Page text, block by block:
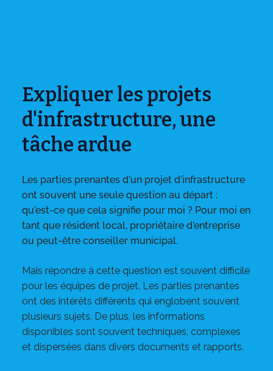
Expliquer les projets
d'infrastructure, une
tâche ardue
Les parties prenantes d'un projet d'infrastructure
ont souvent une seule question au départ :
qu'est-ce que cela signifie pour moi ? Pour moi en
tant que résident local, propriétaire d'entreprise
ou peut-être conseiller municipal.
Mais répondre à cette question est souvent difficile
pour les équipes de projet. Les parties prenantes
ont des intérêts différents qui englobent souvent
plusieurs sujets. De plus, les informations
disponibles sont souvent techniques, complexes
et dispersées dans divers documents et rapports.